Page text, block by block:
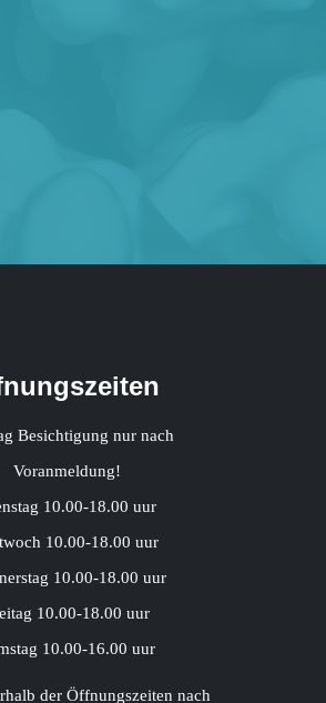
Besichtigung nur nach
Voranmeldung!
10.00-18.00 uur
10.00-18.00 uur
10.00-18.00 uur
10.00-18.00 uur
10.00-16.00 uur
der Öffnungszeiten nach